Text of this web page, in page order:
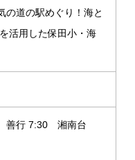
の道の駅めぐり！海と
活用した保田小・海
行 7:30 湘南台